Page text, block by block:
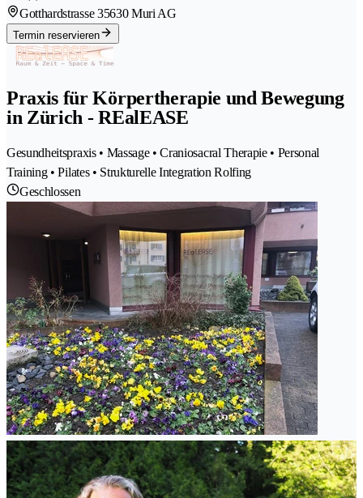
Gotthardstrasse 35630 Muri AG
Termin reservieren
Praxis für Körpertherapie und Bewegung
in Zürich - REalEASE
Gesundheitspraxis • Massage • Craniosacral Therapie • Personal
Training • Pilates • Strukturelle Integration Rolfing
Geschlossen